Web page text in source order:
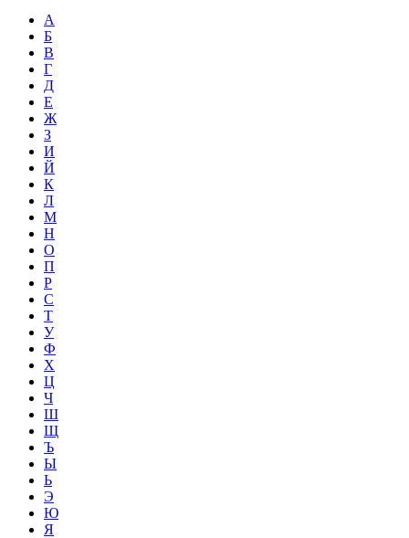
А
Б
В
Г
Д
Е
Ж
З
И
Й
К
Л
М
Н
О
П
Р
С
Т
У
Ф
Х
Ц
Ч
Ш
Щ
Ъ
Ы
Ь
Э
Ю
Я